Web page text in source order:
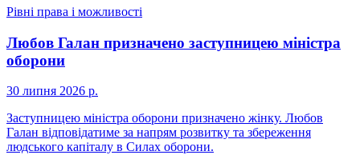
Рівні права і можливості
Любов Галан призначено заступницею міністра
оборони
30 липня 2026 р.
Заступницею міністра оборони призначено жінку. Любов
Галан відповідатиме за напрям розвитку та збереження
людського капіталу в Силах оборони.